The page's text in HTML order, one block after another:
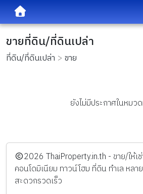
ขายที่ดิน/ที่ดินเปล่า
ที่ดิน/ที่ดินเปล่า ขาย
ยังไม่มีประกาศในหมว
️2026 ThaiProperty.in.th - ขาย/ให้เ
คอนโดมิเนียม ทาวน์โฮม ที่ดิน ทำเล หลา
สะดวกรวดเร็ว